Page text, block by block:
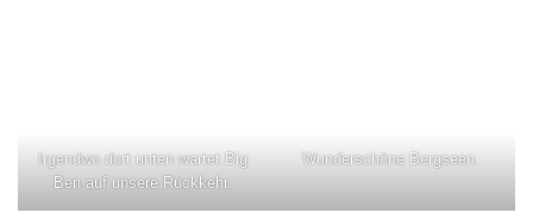
Irgendwo dort unten wartet Big
Ben auf unsere Rückkehr.
Wunderschöne Bergseen.